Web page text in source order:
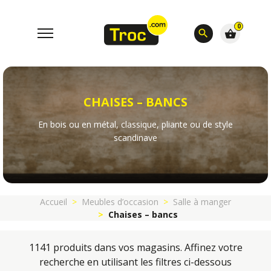
search
0
shopping_basket
CHAISES – BANCS
En bois ou en métal, classique, pliante ou de style
scandinave
Accueil Meubles d’occasion
Salle à manger
Chaises – bancs
1141 produits dans vos magasins. Affinez votre
recherche en utilisant les filtres ci-dessous